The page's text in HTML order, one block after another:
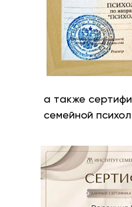
а также
семейной